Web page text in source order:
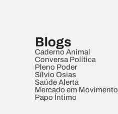
Blogs
Caderno Animal
Conversa Política
Pleno Poder
Sílvio Osias
Saúde Alerta
Mercado em Movimento
Papo Íntimo